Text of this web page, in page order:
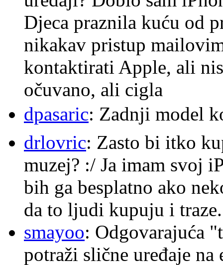
Djeca praznila kuću od
nikakav pristup
kontaktirati Apple, ali
očuvano, ali cigla
dpasaric: Zadnji model
drlovric: Zasto bi itko
muzej? :/ Ja imam svoj
bih ga besplatno ako
da to ljudi kupuju i traze.
smayoo: Odgovarajuća
potraži slične uređaje